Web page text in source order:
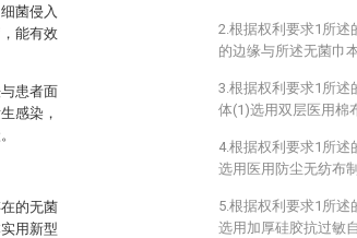
菌侵入
能有效
患者面
感染，
的无菌
用新型
2.根据权利要求1所述
的边缘与所述无菌巾
3.根据权利要求1所述
体(1)选用双层医用棉
4.根据权利要求1所
选用医用防尘无纺布制
5.根据权利要求1所
选用加厚硅胶抗过敏